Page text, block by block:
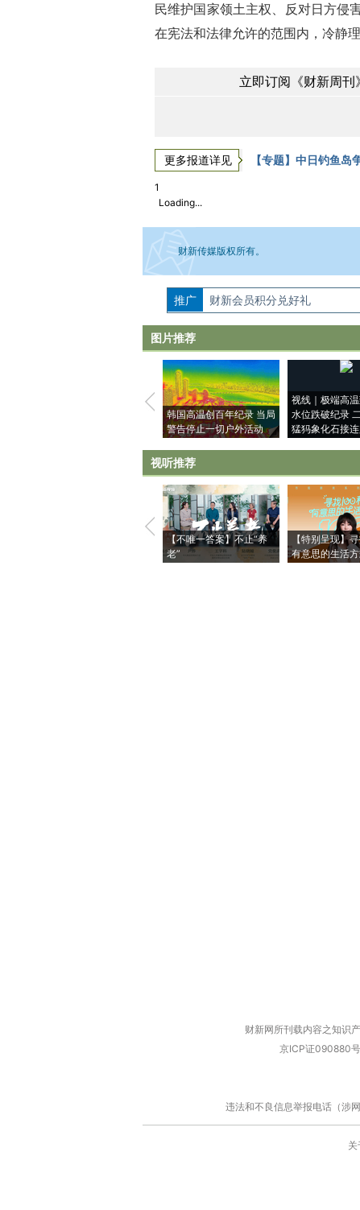
民维护国家领土主权、反对日方侵
在宪法和法律允许的范围内，冷静
立即订阅《财新周刊
更多报道详见 【专题】中日钓鱼岛
1
Loading...
财新传媒版权所有。
如需刊登转载请点击右侧按钮，提交相关
推广 财新会员积分兑好礼
图片推荐
韩国高温创百年纪录 当局
警告停止一切户外活动
视线｜极端高
水位跌破纪录
猛犸象化石接
视听推荐
【不唯一答案】不止“养
老”
【特别呈现】
有意思的生活
财新网所刊载内容之知识
京ICP证090880号
违法和不良信息举报电话（
关